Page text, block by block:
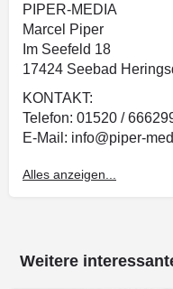
PIPER-MEDIA
Marcel Piper
Im Seefeld 18
17424 Seebad
KONTAKT:
Telefon: 01520 /
E-Mail: info@piper-
UMSATZSTEUER-ID
Alles anzeigen...
Weitere